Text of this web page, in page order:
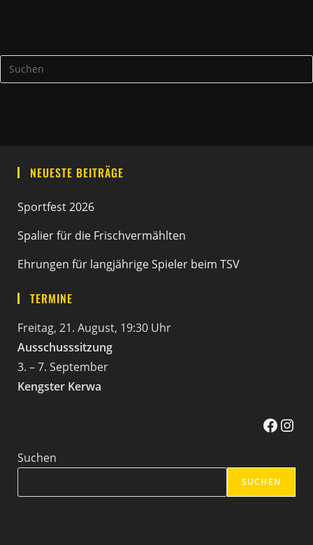
NEUESTE BEITRÄGE
Sportfest 2026
Spalier für die Frischvermählten
Ehrungen für langjährige Spieler beim TSV
TERMINE
Freitag, 21. August, 19:30 Uhr
Ausschusssitzung
3. – 7. September
Kengster Kerwa
Facebook
Suchen
SUCHEN